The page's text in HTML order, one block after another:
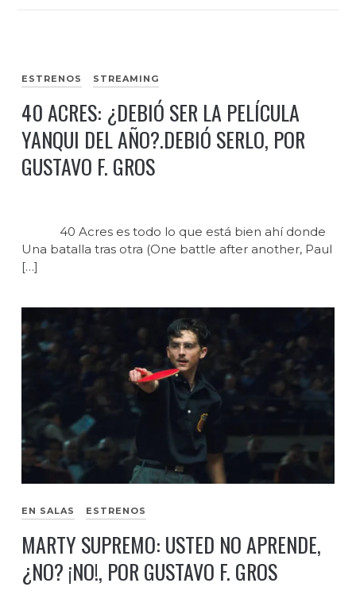
ESTRENOS STREAMING
40 ACRES: ¿DEBIÓ SER LA PELÍCULA
YANQUI DEL AÑO?.DEBIÓ SERLO, POR
GUSTAVO F. GROS
40 Acres es todo lo que está bien ahí donde
Una batalla tras otra (One battle after another, Paul
[…]
EN SALAS ESTRENOS
MARTY SUPREMO: USTED NO APRENDE,
¿NO? ¡NO!, POR GUSTAVO F. GROS